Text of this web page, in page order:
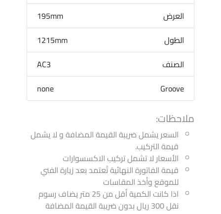
العرض
195mm
الطول
1215mm
الصنف
AC3
Groove
none
ملاحظات:
السعر يشمل ضريبة القيمة المضافة و لا يشمل
قيمة التركيب.
الأسعار لا تشمل تركيب الاكسسوارات
قيمة الفاتورة النهائية تُعتمد بعد زيارة الفني
للموقع وأخذ المقاسات
اذا كانت الكمية أقل من 25 متر يضاف رسوم
نقل 300 ريال بدون ضريبة القيمة المضافة